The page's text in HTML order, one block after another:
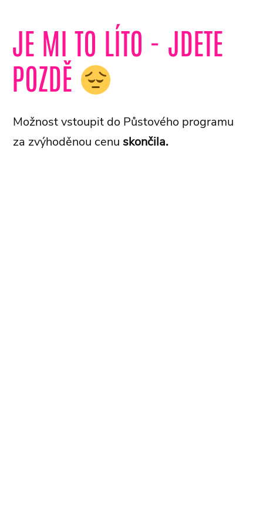
JE MI TO LÍTO - JDETE
POZDĚ
Možnost vstoupit do Půstového programu
za zvýhoděnou cenu skončila.